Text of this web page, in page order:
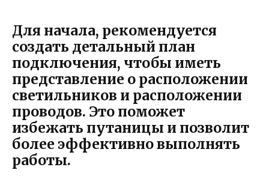
Для начала, рекомендуется
создать детальный план
подключения, чтобы иметь
представление о расположении
светильников и расположении
проводов. Это поможет
избежать путаницы и позволит
более эффективно выполнять
работы.